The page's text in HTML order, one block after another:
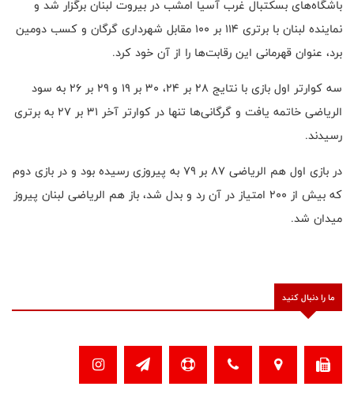
باشگاه‌های بسکتبال غرب‌ آسیا امشب در بیروت لبنان برگزار شد و
نماینده لبنان با برتری ۱۱۴ بر ۱۰۰ مقابل شهرداری گرگان و کسب دومین
برد، عنوان قهرمانی این رقابت‌ها را از آن خود کرد.
سه کوارتر اول بازی با نتایج ۲۸ بر ۲۴، ۳۰ بر ۱۹ و ۲۹ بر ۲۶ به سود
الریاضی خاتمه یافت و گرگانى‌ها تنها در کوارتر آخر ۳۱ بر ۲۷ به برتری
رسيدند.
در بازی اول هم الریاضی ۸۷ بر ۷۹ به پیروزی رسیده بود و در بازى دوم
كه بيش از ٢٠٠ امتياز در آن رد و بدل شد، باز هم الریاضی لبنان پیروز
میدان شد.
ما را دنبال کنید